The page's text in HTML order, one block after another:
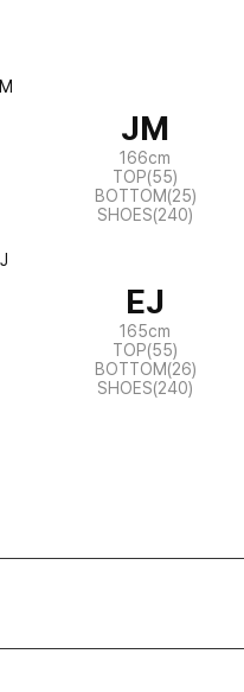
JM
166cm
TOP(55)
BOTTOM(25)
SHOES(240)
EJ
165cm
TOP(55)
BOTTOM(26)
SHOES(240)